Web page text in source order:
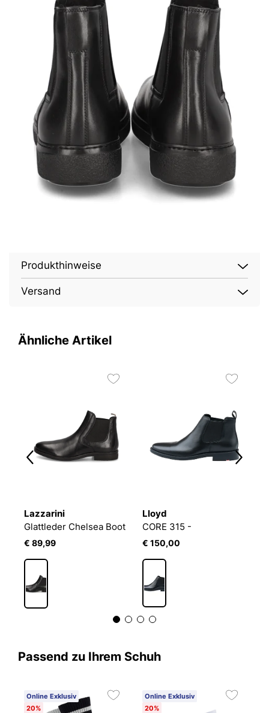
Produkthinweise
Versand
Ähnliche Artikel
Lazzarini
Glattleder Chelsea Boot
€ 89,99
Lloyd
CORE 315 -
€ 150,00
Passend zu Ihrem Schuh
Online Exklusiv
20%
Online Exklusiv
20%